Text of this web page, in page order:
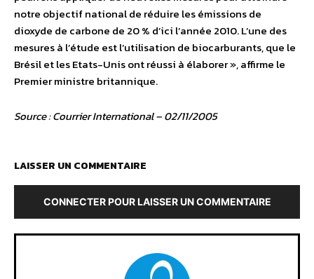
notre objectif national de réduire les émissions de
dioxyde de carbone de 20 % d’ici l’année 2010. L’une des
mesures à l’étude est l’utilisation de biocarburants, que le
Brésil et les Etats-Unis ont réussi à élaborer », affirme le
Premier ministre britannique.
Source : Courrier International – 02/11/2005
LAISSER UN COMMENTAIRE
CONNECTER POUR LAISSER UN COMMENTAIRE